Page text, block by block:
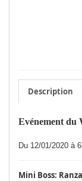
Description
Evénement du
Du 12/01/2020 à
Mini Boss: